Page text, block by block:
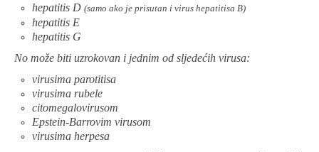
hepatitis D (samo ako je prisutan i virus hepatitisa B)
hepatitis E
hepatitis G
No može biti uzrokovan i jednim od sljedećih virusa:
virusima parotitisa
virusima rubele
citomegalovirusom
Epstein-Barrovim virusom
virusima herpesa